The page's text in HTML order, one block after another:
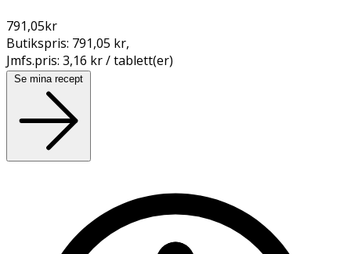
791,05kr
Butikspris: 791,05 kr,
Jmfs.pris: 3,16 kr / tablett(er)
Se mina recept